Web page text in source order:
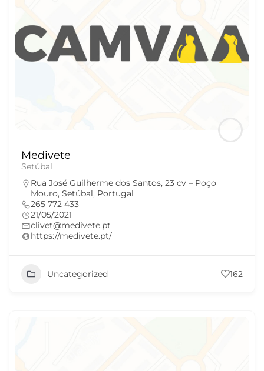
Medivete
Setúbal
Rua José Guilherme dos Santos, 23 cv – Poço
Mouro, Setúbal, Portugal
265 772 433
21/05/2021
clivet@medivete.pt
https://medivete.pt/
Uncategorized 162